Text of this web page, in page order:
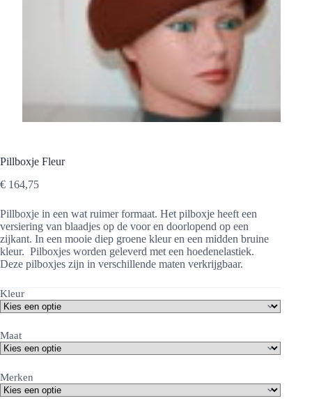
Pillboxje Fleur
€ 164,75
Pillboxje in een wat ruimer formaat. Het pilboxje heeft een
versiering van blaadjes op de voor en doorlopend op een
zijkant. In een mooie diep groene kleur en een midden bruine
kleur. Pilboxjes worden geleverd met een hoedenelastiek.
Deze pilboxjes zijn in verschillende maten verkrijgbaar.
Kleur
Maat
Merken